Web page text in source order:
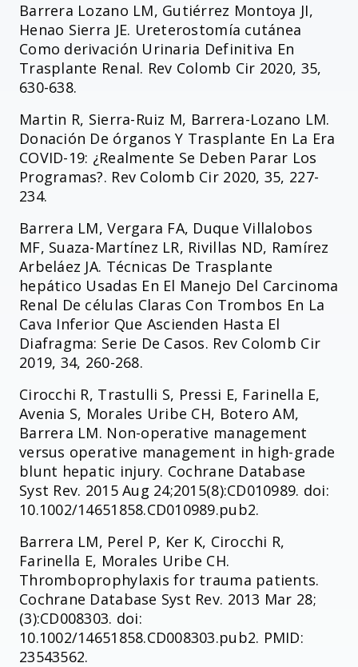
Barrera Lozano LM, Gutiérrez Montoya JI,
Henao Sierra JE. Ureterostomía cutánea
Como derivación Urinaria Definitiva En
Trasplante Renal. Rev Colomb Cir 2020, 35,
630-638.
Martin R, Sierra-Ruiz M, Barrera-Lozano LM.
Donación De órganos Y Trasplante En La Era
COVID-19: ¿Realmente Se Deben Parar Los
Programas?. Rev Colomb Cir 2020, 35, 227-
234.
Barrera LM, Vergara FA, Duque Villalobos
MF, Suaza-Martínez LR, Rivillas ND, Ramírez
Arbeláez JA. Técnicas De Trasplante
hepático Usadas En El Manejo Del Carcinoma
Renal De células Claras Con Trombos En La
Cava Inferior Que Ascienden Hasta El
Diafragma: Serie De Casos. Rev Colomb Cir
2019, 34, 260-268.
Cirocchi R, Trastulli S, Pressi E, Farinella E,
Avenia S, Morales Uribe CH, Botero AM,
Barrera LM. Non-operative management
versus operative management in high-grade
blunt hepatic injury. Cochrane Database
Syst Rev. 2015 Aug 24;2015(8):CD010989. doi:
10.1002/14651858.CD010989.pub2.
Barrera LM, Perel P, Ker K, Cirocchi R,
Farinella E, Morales Uribe CH.
Thromboprophylaxis for trauma patients.
Cochrane Database Syst Rev. 2013 Mar 28;
(3):CD008303. doi:
10.1002/14651858.CD008303.pub2. PMID:
23543562.